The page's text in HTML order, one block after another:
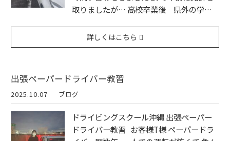
取りましたが… 高校卒業後 県外の学…
詳しくはこちら
出張ペーパードライバー教習
2025.10.07 ブログ
ドライビングスクール沖縄 出張ペーパー
ドライバー教習 お客様T様 ペーパードラ